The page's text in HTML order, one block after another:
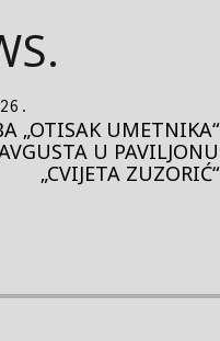
DO REJVA: ŠTA
NOVI BUPBAP
FESTIVAL?